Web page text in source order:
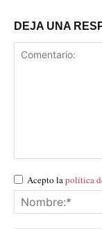
DEJA UNA
Acepto lapolítica